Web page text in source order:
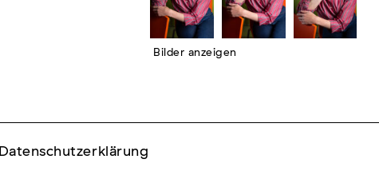
Bilder anzeigen
Datenschutzerklärung